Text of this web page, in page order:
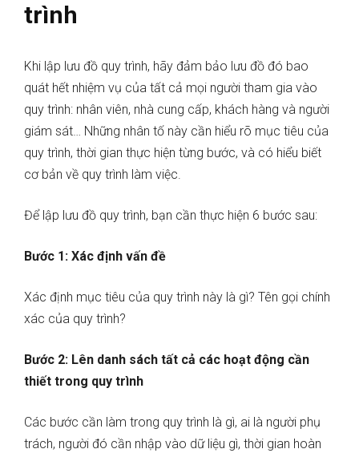
trình
Khi lập lưu đồ quy trình, hãy đảm bảo lưu đồ đó bao
quát hết nhiệm vụ của tất cả mọi người tham gia vào
quy trình: nhân viên, nhà cung cấp, khách hàng và người
giám sát… Những nhân tố này cần hiểu rõ mục tiêu của
quy trình, thời gian thực hiện từng bước, và có hiểu biết
cơ bản về quy trình làm việc.
Để lập lưu đồ quy trình, bạn cần thực hiện 6 bước sau:
Bước 1: Xác định vấn đề
Xác định mục tiêu của quy trình này là gì? Tên gọi chính
xác của quy trình?
Bước 2: Lên danh sách tất cả các hoạt động cần
thiết trong quy trình
Các bước cần làm trong quy trình là gì, ai là người phụ
trách, người đó cần nhập vào dữ liệu gì, thời gian hoàn